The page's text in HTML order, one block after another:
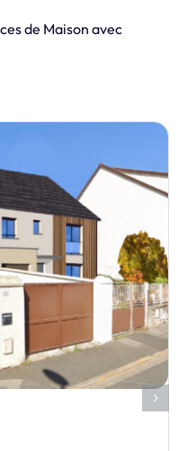
de Maison avec